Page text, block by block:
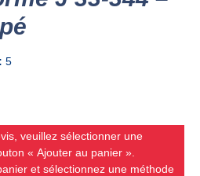
5
veuillez sélectionner une
« Ajouter au panier ».
et sélectionnez une méthode